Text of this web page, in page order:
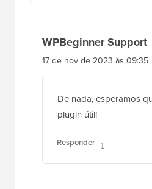
podem afetar ou, nos
a conta do AdSense.
Obrigado por essas
Usarei este plugin e darei
Obrigado
Responder